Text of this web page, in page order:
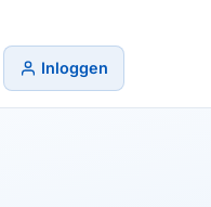
Inloggen